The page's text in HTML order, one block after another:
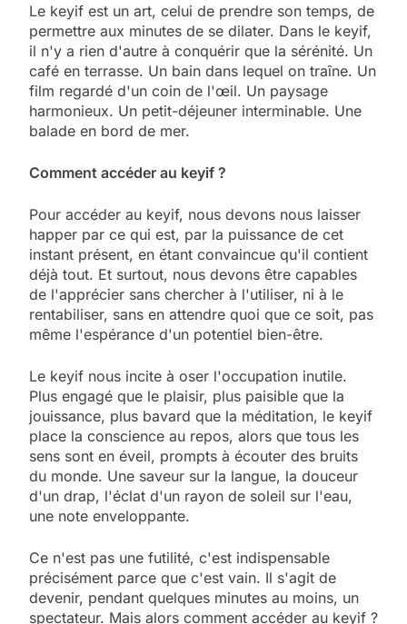
Le keyif est un art, celui de prendre son temps, de
permettre aux minutes de se dilater. Dans le keyif,
il n'y a rien d'autre à conquérir que la sérénité. Un
café en terrasse. Un bain dans lequel on traîne. Un
film regardé d'un coin de l'œil. Un paysage
harmonieux. Un petit-déjeuner interminable. Une
balade en bord de mer.
Comment accéder au keyif ?
Pour accéder au keyif, nous devons nous laisser
happer par ce qui est, par la puissance de cet
instant présent, en étant convaincue qu'il contient
déjà tout. Et surtout, nous devons être capables
de l'apprécier sans chercher à l'utiliser, ni à le
rentabiliser, sans en attendre quoi que ce soit, pas
même l'espérance d'un potentiel bien-être.
Le keyif nous incite à oser l'occupation inutile.
Plus engagé que le plaisir, plus paisible que la
jouissance, plus bavard que la méditation, le keyif
place la conscience au repos, alors que tous les
sens sont en éveil, prompts à écouter des bruits
du monde. Une saveur sur la langue, la douceur
d'un drap, l'éclat d'un rayon de soleil sur l'eau,
une note enveloppante.
Ce n'est pas une futilité, c'est indispensable
précisément parce que c'est vain. Il s'agit de
devenir, pendant quelques minutes au moins, un
spectateur. Mais alors comment accéder au keyif ?